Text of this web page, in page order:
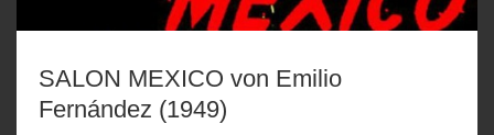
SALON MEXICO von Emilio
Fernández (1949)